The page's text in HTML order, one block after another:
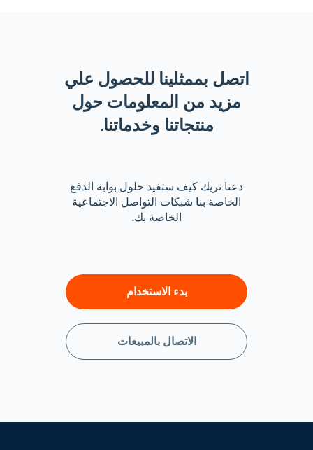
اتصل بممثلينا للحصول علي
مزيد من المعلومات حول
منتجاتنا وخدماتنا.
دعنا نريك كيف ستفيد حلول بوابة الدفع
الخاصة بنا شبكات التواصل الاجتماعية
الخاصة بك.
بدء الاستخدام
الاتصال بالمبيعات